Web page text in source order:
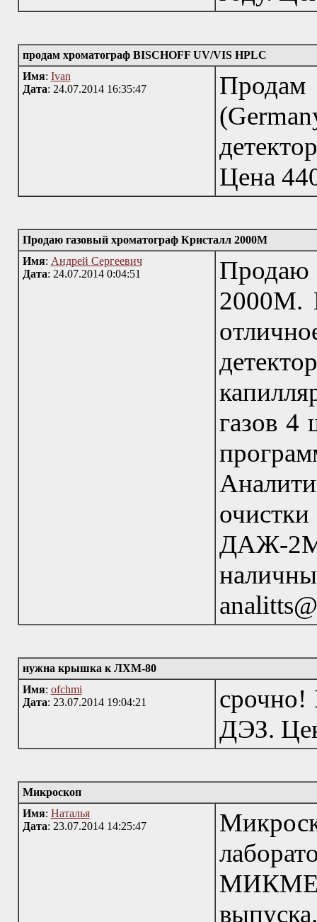
продам хроматограф BISCHOFF UV/VIS HPLC
Имя: Ivan
Дата: 24.07.2014 16:35:47
Цена
Продаю газовый хроматограф Кристалл 2000М
Имя: Андрей Сергеевич
Дата: 24.07.2014 0:04:51
Продаю
2000М.
газов
ДАЖ-
нужна крышка к ЛХМ-80
Имя: ofchmi
Дата: 23.07.2014 19:04:21
ДЭЗ.
Микроскоп
Имя: Наталья
Дата: 23.07.2014 14:25:47